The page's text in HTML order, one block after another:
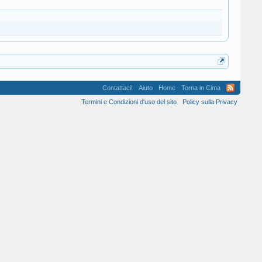
Contattaci! Aiuto Home
Torna in Cima
Termini e Condizioni d'uso del sito
Policy sulla Privacy